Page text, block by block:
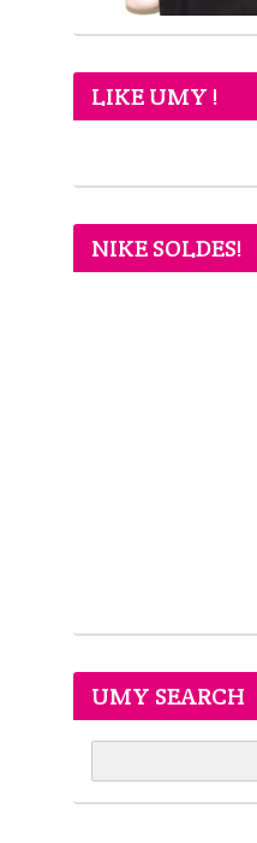
LIKE UMY !
NIKE SOLDES!
UMY SEARCH